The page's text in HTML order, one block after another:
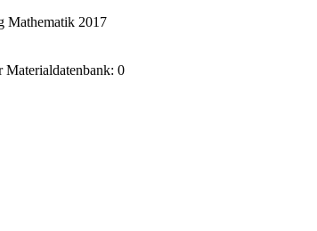
Mathematik 2017
Materialdatenbank: 0